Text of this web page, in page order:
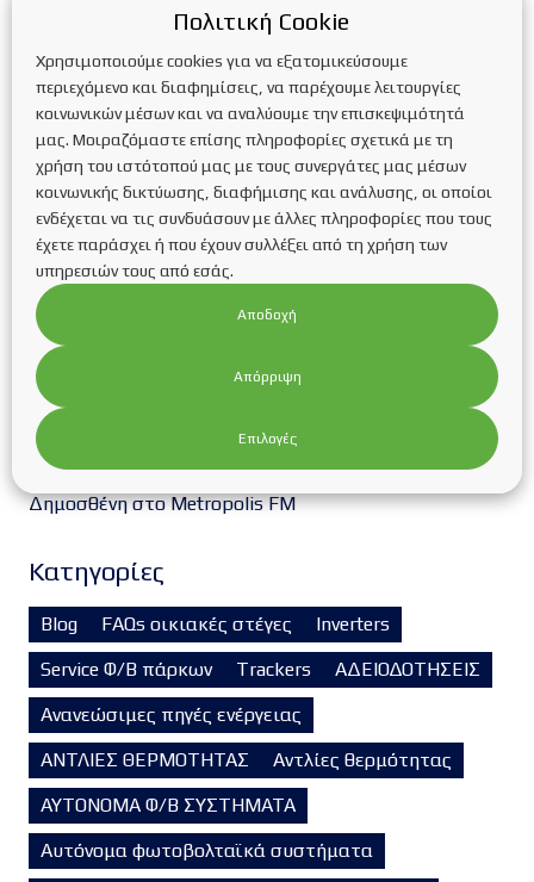
Πρόσφατα άρθρα
Νέα παράταση της προθεσμίας υποβολής των
αιτήσεων χρηματοδότησης στο πρόγραμμα
“ΣΥΣΤΗΜΑΤΑ ΑΠΟΘΗΚΕΥΣΗΣ ΣΕ ΕΠΙΧΕΙΡΗΣΕΙΣ”
Επίσημες παρατάσεις των προθεσμιών
ολοκλήρωσης προγραμμάτων Εξοικονόμησης
Εταιρικό souvlaki party!
Η εταιρεία μας συμμετέχει στη Διεθνή Έκθεση για
την Πράσινη και Έξυπνη Ενέργεια Renewable
EnergyTech στο Διεθνές Εκθεσιακό Κέντρο
Θεσσαλονίκης
Συνέντευξη της Υπεύθυνης της εταιρείας
κας.Κυριακίδου Κατερίνας στη ραδιοφωνική
εκπομπή “Τα παιδιά της Πιάτσας” του κ.Βαρδάκη
Δημοσθένη στο Metropolis FM
Kατηγορίες
Blog FAQs οικιακές στέγες
Inverters
Service Φ/Β πάρκων
Trackers
ΑΔΕΙΟΔΟΤΗΣΕΙΣ
Ανανεώσιμες πηγές ενέργειας
ΑΝΤΛΙΕΣ ΘΕΡΜΟΤΗΤΑΣ
Αντλίες θερμότητας
ΑΥΤΟΝΟΜΑ Φ/Β ΣΥΣΤΗΜΑΤΑ
Αυτόνομα φωτοβολταϊκά συστήματα
Πολιτική Cookie
Χρησιμοποιούμε cookies για να εξατομικεύσουμε
περιεχόμενο και διαφημίσεις, να παρέχουμε λειτουργίες
κοινωνικών μέσων και να αναλύουμε την επισκεψιμότητά
μας. Μοιραζόμαστε επίσης πληροφορίες σχετικά με τη
χρήση του ιστότοπού μας με τους συνεργάτες μας μέσων
κοινωνικής δικτύωσης, διαφήμισης και ανάλυσης, οι οποίοι
ενδέχεται να τις συνδυάσουν με άλλες πληροφορίες που τους
έχετε παράσχει ή που έχουν συλλέξει από τη χρήση των
υπηρεσιών τους από εσάς.
Αποδοχή
Απόρριψη
Επιλογές